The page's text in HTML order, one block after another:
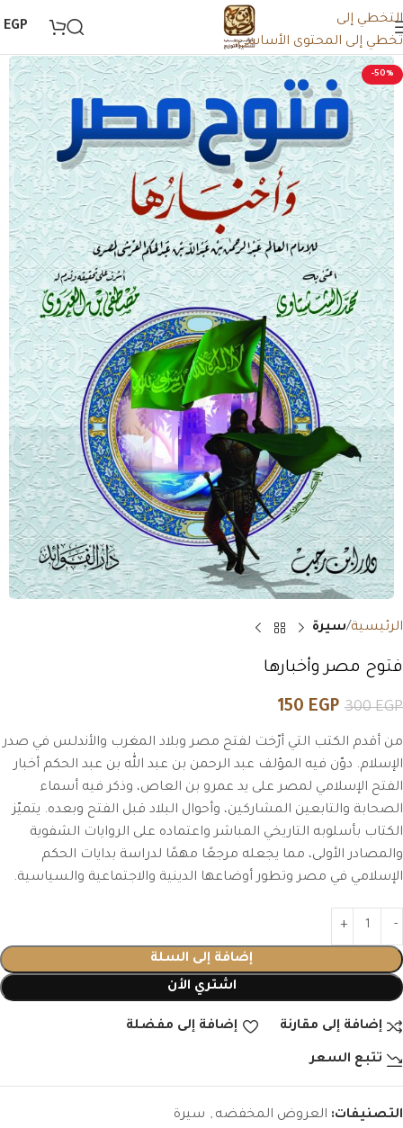
التخطي إلى
تخطي إلى المحتوى الأساسي
EGP
-50%
الرئيسية سيرة
فتوح مصر وأخبارها
300EGP
150 EGP
من أقدم الكتب التي أرّخت لفتح مصر وبلاد المغرب والأندلس في صدر
الإسلام. دوّن فيه المؤلف عبد الرحمن بن عبد الله بن عبد الحكم أخبار
الفتح الإسلامي لمصر على يد عمرو بن العاص، وذكر فيه أسماء
الصحابة والتابعين المشاركين، وأحوال البلاد قبل الفتح وبعده. يتميّز
الكتاب بأسلوبه التاريخي المباشر واعتماده على الروايات الشفوية
والمصادر الأولى، مما يجعله مرجعًا مهمًا لدراسة بدايات الحكم
الإسلامي في مصر وتطور أوضاعها الدينية والاجتماعية والسياسية.
إضافة إلى السلة
اشتري الأن
إضافة إلى مقارنة إضافة إلى مفضلة
تتبع السعر
التصنيفات: العروض المخفضه , سيرة